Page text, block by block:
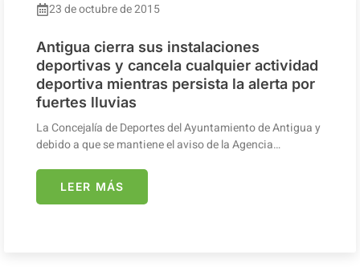
23 de octubre de 2015
Antigua cierra sus instalaciones
deportivas y cancela cualquier actividad
deportiva mientras persista la alerta por
fuertes lluvias
La Concejalía de Deportes del Ayuntamiento de Antigua y
debido a que se mantiene el aviso de la Agencia…
LEER MÁS